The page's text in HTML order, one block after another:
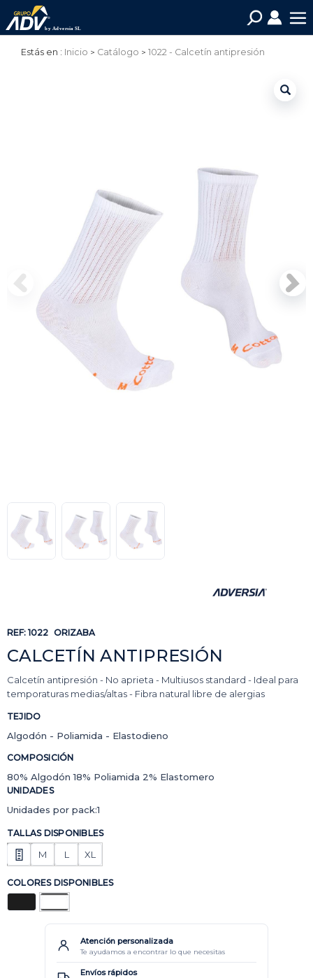
Estás en : Inicio Catálogo 1022 - Calcetín antipresión
REF: 1022 ORIZABA
CALCETÍN ANTIPRESIÓN
Calcetín antipresión - No aprieta - Multiusos standard - Ideal para
temporaturas medias/altas - Fibra natural libre de alergias
TEJIDO
Algodón - Poliamida - Elastodieno
COMPOSICIÓN
80% Algodón 18% Poliamida 2% Elastomero
UNIDADES
Unidades por pack:1
TALLAS DISPONIBLES
M L XL
COLORES DISPONIBLES
Atención personalizada
Te ayudamos a encontrar lo que necesitas
Envíos rápidos